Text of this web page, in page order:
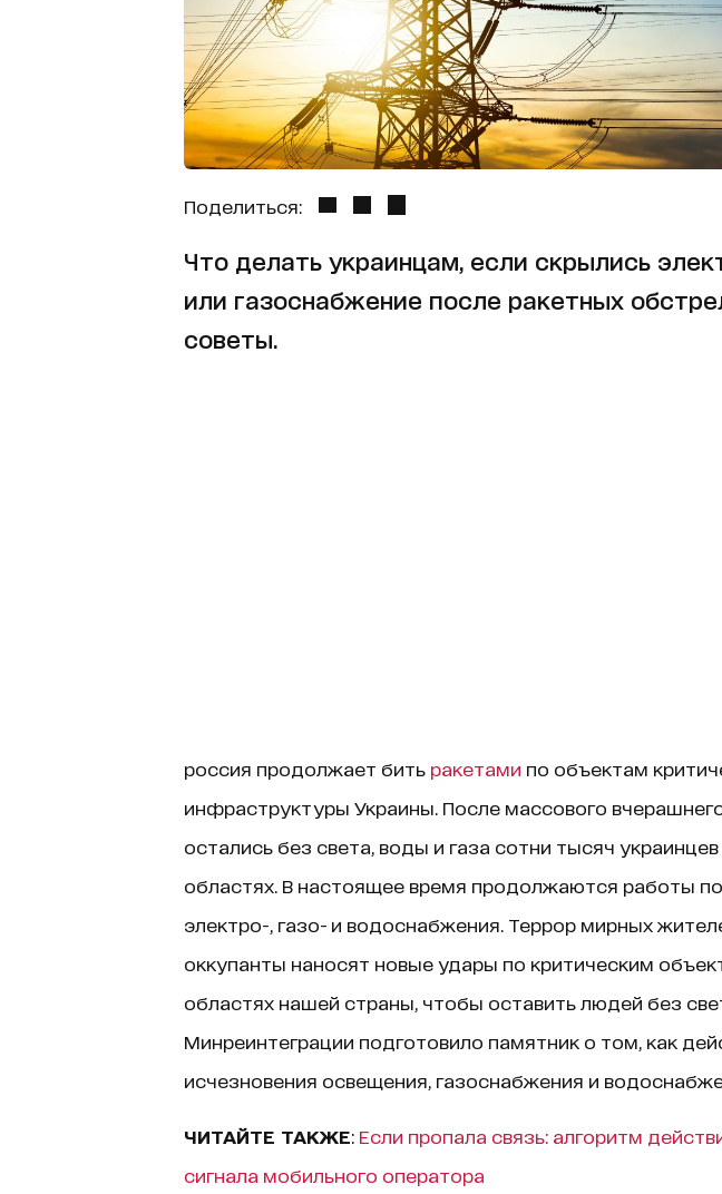
Поделиться:
Что делать украинцам, если скрылись
или газоснабжение после ракетных
советы.
россия продолжает бить ракетами по объектам
инфраструктуры Украины. После массового
остались без света, воды и газа сотни тысяч украинцев
областях. В настоящее время продолжаются работы
электро-, газо- и водоснабжения. Террор мирных
оккупанты наносят новые удары по критическим
областях нашей страны, чтобы оставить людей без
Минреинтеграции подготовило памятник о том, как
исчезновения освещения, газоснабжения и
ЧИТАЙТЕ ТАКЖЕ: Если пропала связь: алгоритм
сигнала мобильного оператора